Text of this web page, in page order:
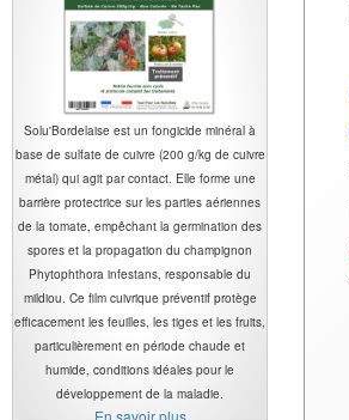
Solu'Bordelaise est un fongicide minéral à
base de sulfate de cuivre (200 g/kg de cuivre
métal) qui agit par contact. Elle forme une
barrière protectrice sur les parties aériennes
de la tomate, empêchant la germination des
spores et la propagation du champignon
Phytophthora infestans, responsable du
mildiou. Ce film cuivrique préventif protège
efficacement les feuilles, les tiges et les fruits,
particulièrement en période chaude et
humide, conditions idéales pour le
développement de la maladie.
En savoir plus